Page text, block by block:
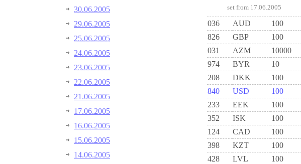
30.06.2005
29.06.2005
25.06.2005
24.06.2005
23.06.2005
22.06.2005
21.06.2005
17.06.2005
16.06.2005
15.06.2005
14.06.2005
set from 17.06.2005
036 AUD 100
826
GBP 100
031
AZM 10000
974
BYR 10
208
DKK 100
840
USD 100
233
EEK 100
352
ISK 100
124
CAD 100
398
KZT 100
428
LVL 100